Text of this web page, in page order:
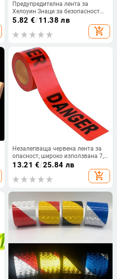
Предупредителна лента за
Хелоуин Знаци за безопасност
Внимание Лента за уплаха Лента
за местопрестъпление Внимание
Декорации Бариерна лента
5.82 €/11.38 лв
add_shopping_cart
Незалепваща червена лента за
опасност, широко използвана 7,5
см*100 м ролка, предпазна
безопасност, предупреждение,
13.21 €/25.84 лв
add_shopping_cart